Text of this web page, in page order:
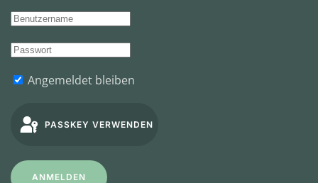
Angemeldet bleiben
PASSKEY VERWENDEN
ANMELDEN